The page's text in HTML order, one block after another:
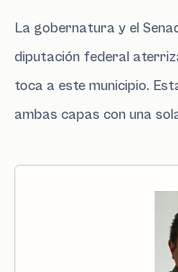
La gobernatura y el
diputación federal
toca a este municipio.
ambas capas con una